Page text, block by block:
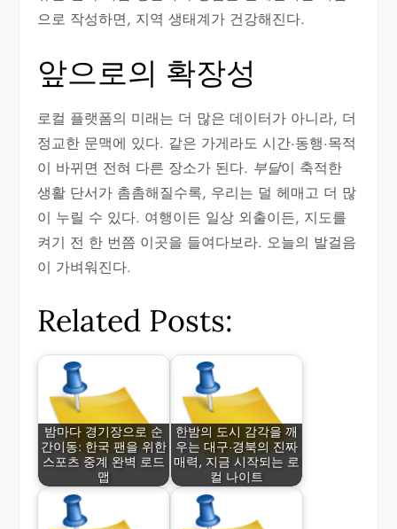
으로 작성하면, 지역 생태계가 건강해진다.
앞으로의 확장성
로컬 플랫폼의 미래는 더 많은 데이터가 아니라, 더
정교한 문맥에 있다. 같은 가게라도 시간·동행·목적
이 바뀌면 전혀 다른 장소가 된다. 부달이 축적한
생활 단서가 촘촘해질수록, 우리는 덜 헤매고 더 많
이 누릴 수 있다. 여행이든 일상 외출이든, 지도를
켜기 전 한 번쯤 이곳을 들여다보라. 오늘의 발걸음
이 가벼워진다.
Related Posts:
밤마다 경기장으로 순
간이동: 한국 팬을 위한
스포츠 중계 완벽 로드
맵
한밤의 도시 감각을 깨
우는 대구·경북의 진짜
매력, 지금 시작되는 로
컬 나이트